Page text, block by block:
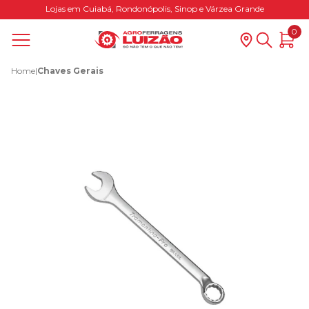
Lojas em Cuiabá, Rondonópolis, Sinop e Várzea Grande
0
Home|Chaves Gerais